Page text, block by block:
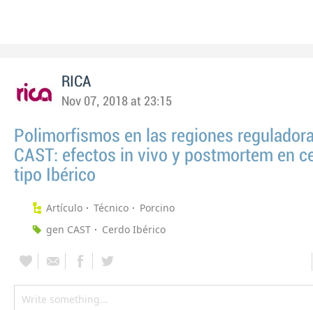
RICA
Nov 07, 2018 at 23:15
Polimorfismos en las regiones
CAST: efectos in vivo y postmortem en
tipo Ibérico
Artículo Técnico
Porcino
gen CAST
Cerdo Ibérico